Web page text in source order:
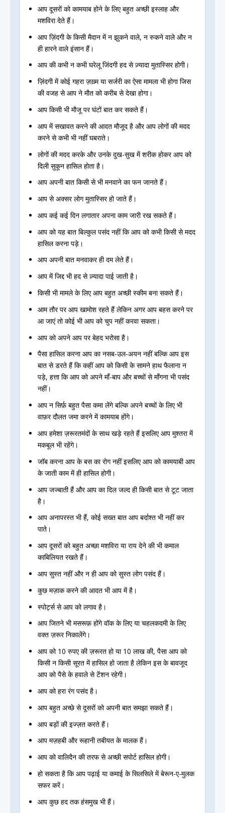
आप दूसरों को कामयाब होने के लिए बहुत अच्छी इस्लाह और
मशविरा देते हैं।
आप ज़िंदगी के किसी मैदान में न झुकने वाले, न रुकने वाले और न
ही हारने वाले इंसान हैं।
आप की कभी न कभी घरेलू जिंदगी हद से ज़्यादा मुतास्सिर होगी।
ज़िंदगी में कोई गहरा ज़ख़्म या सर्जरी का ऐसा मामला भी होगा जिस
की वजह से आप ने मौत को करीब से देखा होगा।
आप किसी भी मौजू पर घंटों बात कर सकते हैं।
आप में सखावत करने की आदत मौजूद है और आप लोगों की मदद
करने से कभी भी नहीं घबराते।
लोगों की मदद करके और उनके दुख-सुख में शरीक होकर आप को
दिली सुकून हासिल होता है।
आप अपनी बात किसी से भी मनवाने का फन जानते हैं।
आप से अक्सर लोग मुतास्सिर हो जाते हैं।
आप कई कई दिन लगातार अपना काम जारी रख सकते हैं।
आप को यह बात बिल्कुल पसंद नहीं कि आप को कभी किसी से मदद
हासिल करना पड़े।
आप अपनी बात मनवाकर ही दम लेते हैं।
आप में जिद्द भी हद से ज़्यादा पाई जाती है।
किसी भी मामले के लिए आप बहुत अच्छी स्कीम बना सकते हैं।
आम तौर पर आप खामोश रहते हैं लेकिन अगर आप बहस करने पर
आ जाएं तो कोई भी आप को चुप नहीं करवा सकता।
आप को अपने आप पर बेहद भरोसा है।
पैसा हासिल करना आप का नसब-उल-अयन नहीं बल्कि आप इस
बात से डरते हैं कि कहीं आप को किसी के सामने हाथ फैलाना न
पड़े, हत्ता कि आप को अपने माँ-बाप और बच्चों से माँगना भी पसंद
नहीं।
आप न सिर्फ़ बहुत पैसा कमा लेंगे बल्कि अपने बच्चों के लिए भी
वाफ़र दौलत जमा करने में कामयाब होंगे।
आप हमेशा ज़रूरतमंदों के साथ खड़े रहते हैं इसलिए आप मुश्तरा में
मकबूल भी रहेंगे।
जॉब करना आप के बस का रोग नहीं इसलिए आप को कामयाबी आप
के जाती काम में ही हासिल होगी।
आप जज्बाती हैं और आप का दिल जल्द ही किसी बात से टूट जाता
है।
आप अनापरस्त भी हैं, कोई सख्त बात आप बर्दाश्त भी नहीं कर
पाते।
आप दूसरों को बहुत अच्छा मशविरा या राय देने की भी कमाल
काबिलियत रखते हैं।
आप सुस्त नहीं और न ही आप को सुस्त लोग पसंद हैं।
कुछ मज़ाक करने की आदत भी आप में है।
स्पोर्ट्स से आप को लगाव है।
आप जितने भी मसरूफ़ होंगे वॉक के लिए या चहलकदमी के लिए
वक्त ज़रूर निकालेंगे।
आप को 10 रुपए की ज़रूरत हो या 10 लाख की, पैसा आप को
किसी न किसी सूरत में हासिल हो जाता है लेकिन इस के बावजूद
आप को पैसे के हवाले से टेंशन रहेगी।
आप को हरा रंग पसंद है।
आप बहुत अच्छे से दूसरों को अपनी बात समझा सकते हैं।
आप बड़ों की इज्ज़त करते हैं।
आप मज़हबी और रूहानी तबीयत के मालक हैं।
आप को वालिदैन की तरफ से अच्छी सपोर्ट हासिल होगी।
हो सकता है कि आप पढ़ाई या कमाई के सिलसिले में बेरून-ए-मुलक
सफर करें।
आप कुछ हद तक हंसमुख भी हैं।